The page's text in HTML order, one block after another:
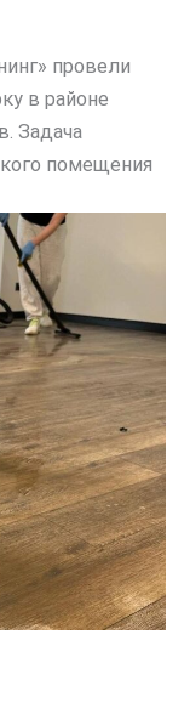
провели
в районе
Задача
помещения